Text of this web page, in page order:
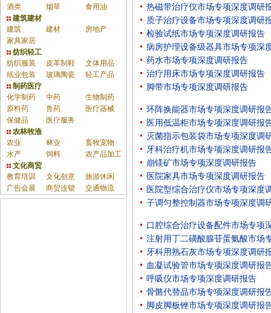
酒类
烟草
食用油
建筑建材
建筑
建材
房地产
家具家居
纺织轻工
纺织服装
皮革制鞋
文体用品
纸业包装
玻璃陶瓷
轻工产品
制药医疗
化学制药
中药
生物制药
原料药
兽药
医疗器械
保健品
医疗服务
农林牧渔
农业
林业
畜牧宠物
水产
饲料
农产品加工
文化商贸
教育培训
文化创意
旅游休闲
广告会展
商贸连锁 交通物流
热磁带治疗仪市场专项深度调研
质子治疗设备市场专项深度调研
检验试纸市场专项深度调研报告
病房护理设备级器具市场专项深
药水市场专项深度调研报告
治疗用床市场专项深度调研报告
脚带市场专项深度调研报告
环阵换能器市场专项深度调研报
医用低温柜市场专项深度调研报
灭菌指示包装袋市场专项深度调
牙科治疗机市场专项深度调研报
崩镁矿市场专项深度调研报告
医院家具市场专项深度调研报告
医院型综合治疗仪市场专项深度
子调匀整控制器市场专项深度调
口腔综合治疗设备配件市场专项
注射用丁二磺酸腺苷蛋氨酸市场
牙科用熟石灰市场专项深度调研
血凝试验管市场专项深度调研报
呼吸仪市场专项深度调研报告
骨骼代替品市场专项深度调研报
脚皮脚板锉市场专项深度调研报